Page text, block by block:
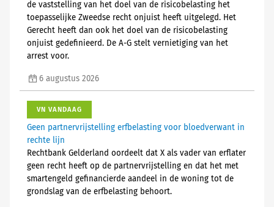
de vaststelling van het doel van de risicobelasting het
toepasselijke Zweedse recht onjuist heeft uitgelegd. Het
Gerecht heeft dan ook het doel van de risicobelasting
onjuist gedefinieerd. De A-G stelt vernietiging van het
arrest voor.
6 augustus 2026
VN VANDAAG
Geen partnervrijstelling erfbelasting voor bloedverwant in
rechte lijn
Rechtbank Gelderland oordeelt dat X als vader van erflater
geen recht heeft op de partnervrijstelling en dat het met
smartengeld gefinancierde aandeel in de woning tot de
grondslag van de erfbelasting behoort.